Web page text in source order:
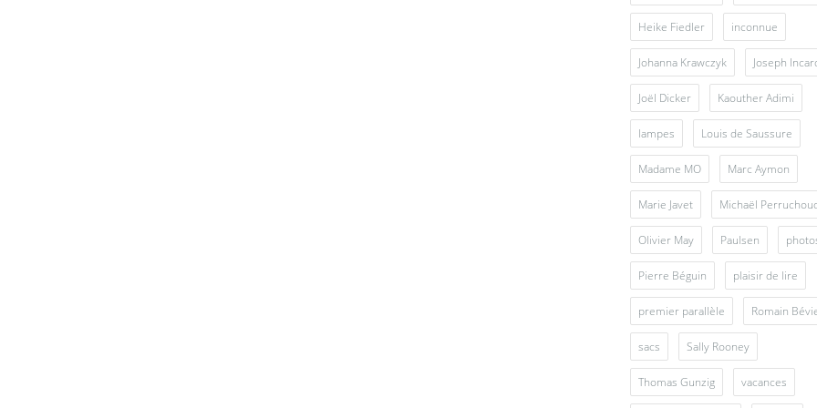
Heike Fiedler inconnue
Johanna Krawczyk Joseph
Joël Dicker Kaouther Adimi
lampes Louis de Saussure
Madame MO Marc Aymon
Marie Javet Michaël
Olivier May Paulsen
Pierre Béguin plaisir de lire
premier parallèle Romain
sacs Sally Rooney
Thomas Gunzig vacances